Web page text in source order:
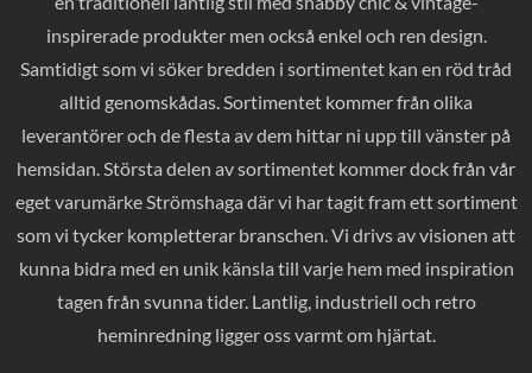
inspirerade produkter men också enkel och ren design.
Samtidigt som vi söker bredden i sortimentet kan en röd tråd
alltid genomskådas. Sortimentet kommer från olika
leverantörer och de flesta av dem hittar ni upp till vänster på
hemsidan. Största delen av sortimentet kommer dock från vår
eget varumärke Strömshaga där vi har tagit fram ett sortiment
som vi tycker kompletterar branschen. Vi drivs av visionen att
kunna bidra med en unik känsla till varje hem med inspiration
tagen från svunna tider. Lantlig, industriell och retro
heminredning ligger oss varmt om hjärtat.